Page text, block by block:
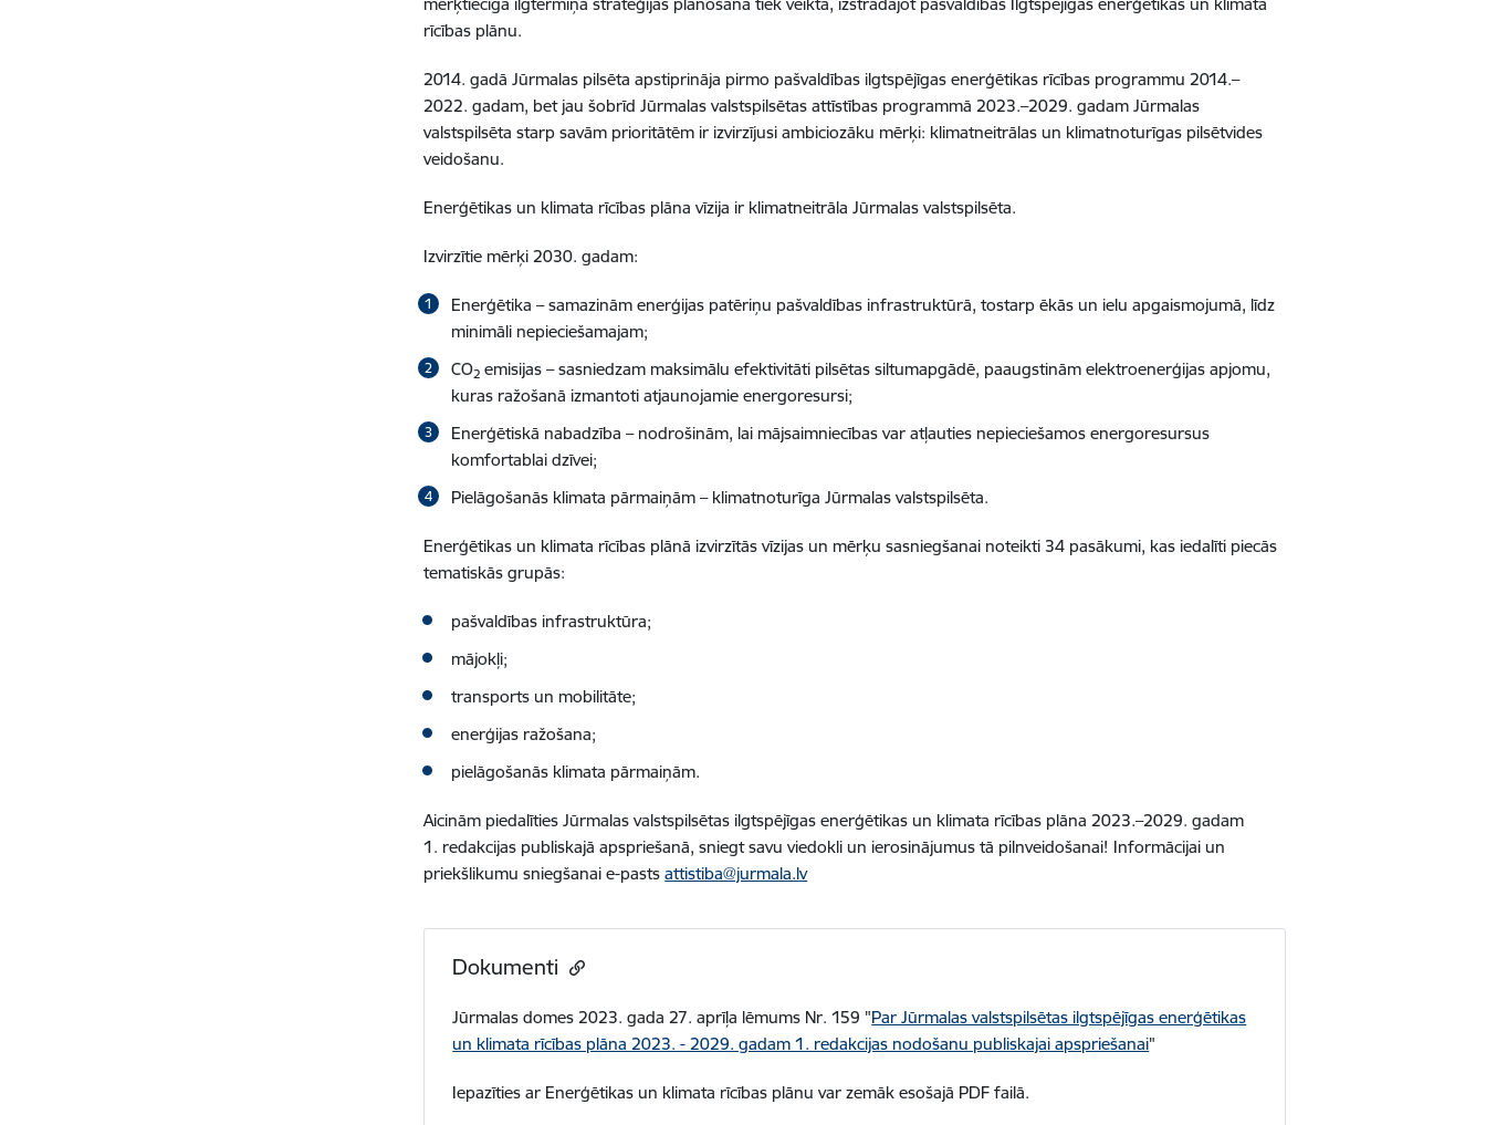
rīcības plānu.
2014. gadā Jūrmalas pilsēta apstiprināja pirmo pašvaldības ilgtspējīgas enerģētikas rīcības programmu 2014.–
2022. gadam, bet jau šobrīd Jūrmalas valstspilsētas attīstības programmā 2023.–2029. gadam Jūrmalas
valstspilsēta starp savām prioritātēm ir izvirzījusi ambiciozāku mērķi: klimatneitrālas un klimatnoturīgas pilsētvides
veidošanu.
Enerģētikas un klimata rīcības plāna vīzija ir klimatneitrāla Jūrmalas valstspilsēta.
Izvirzītie mērķi 2030. gadam:
Enerģētika – samazinām enerģijas patēriņu pašvaldības infrastruktūrā, tostarp ēkās un ielu apgaismojumā, līdz
minimāli nepieciešamajam;
CO2 emisijas – sasniedzam maksimālu efektivitāti pilsētas siltumapgādē, paaugstinām elektroenerģijas apjomu,
kuras ražošanā izmantoti atjaunojamie energoresursi;
Enerģētiskā nabadzība – nodrošinām, lai mājsaimniecības var atļauties nepieciešamos energoresursus
komfortablai dzīvei;
Pielāgošanās klimata pārmaiņām – klimatnoturīga Jūrmalas valstspilsēta.
Enerģētikas un klimata rīcības plānā izvirzītās vīzijas un mērķu sasniegšanai noteikti 34 pasākumi, kas iedalīti piecās
tematiskās grupās:
pašvaldības infrastruktūra;
mājokļi;
transports un mobilitāte;
enerģijas ražošana;
pielāgošanās klimata pārmaiņām.
Aicinām piedalīties Jūrmalas valstspilsētas ilgtspējīgas enerģētikas un klimata rīcības plāna 2023.–2029. gadam
1. redakcijas publiskajā apspriešanā, sniegt savu viedokli un ierosinājumus tā pilnveidošanai! Informācijai un
priekšlikumu sniegšanai e-pastsattistiba@jurmala.lv
Dokumenti
Jūrmalas domes 2023. gada 27. aprīļa lēmums Nr. 159 "Par Jūrmalas valstspilsētas ilgtspējīgas enerģētikas
un klimata rīcības plāna 2023. - 2029. gadam 1. redakcijas nodošanu publiskajai apspriešanai"
Iepazīties ar Enerģētikas un klimata rīcības plānu var zemāk esošajā PDF failā.